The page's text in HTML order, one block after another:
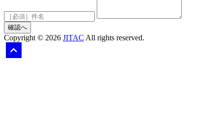
確認へ
Copyright © 2026 JITAC All rights reserved.